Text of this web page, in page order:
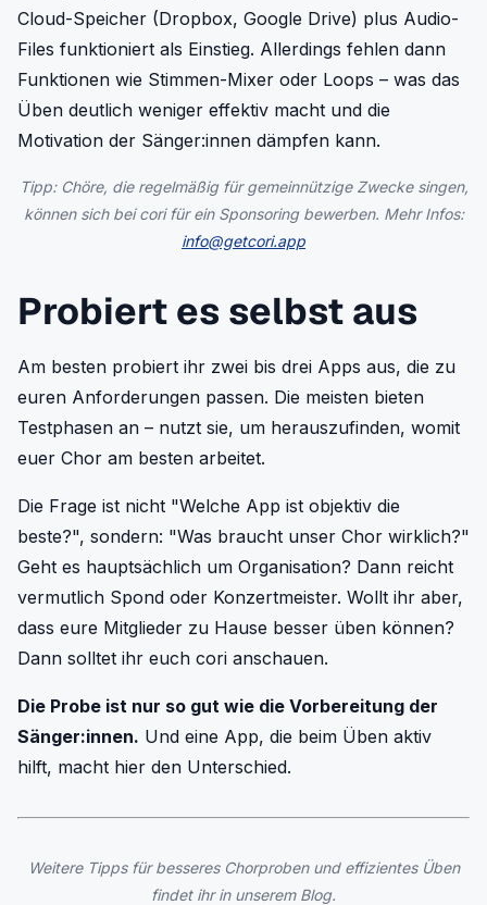
Cloud-Speicher (Dropbox, Google Drive) plus Audio-
Files funktioniert als Einstieg. Allerdings fehlen dann
Funktionen wie Stimmen-Mixer oder Loops – was das
Üben deutlich weniger effektiv macht und die
Motivation der Sänger:innen dämpfen kann.
Tipp: Chöre, die regelmäßig für gemeinnützige Zwecke singen,
können sich bei cori für ein Sponsoring bewerben. Mehr Infos:
info@getcori.app
Probiert es selbst aus
Am besten probiert ihr zwei bis drei Apps aus, die zu
euren Anforderungen passen. Die meisten bieten
Testphasen an – nutzt sie, um herauszufinden, womit
euer Chor am besten arbeitet.
Die Frage ist nicht "Welche App ist objektiv die
beste?", sondern: "Was braucht unser Chor wirklich?"
Geht es hauptsächlich um Organisation? Dann reicht
vermutlich Spond oder Konzertmeister. Wollt ihr aber,
dass eure Mitglieder zu Hause besser üben können?
Dann solltet ihr euch cori anschauen.
Die Probe ist nur so gut wie die Vorbereitung der
Sänger:innen. Und eine App, die beim Üben aktiv
hilft, macht hier den Unterschied.
Weitere Tipps für besseres Chorproben und effizientes Üben
findet ihr in unserem Blog.